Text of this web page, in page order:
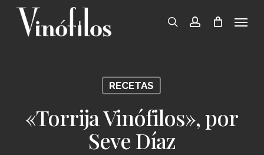
Skip
searchaccount
RECETAS
«Torrija Vinófilos», por
Seve Díaz